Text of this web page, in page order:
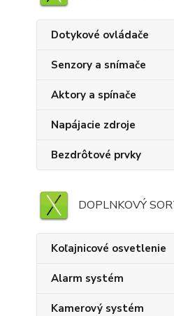
Dotykové ovládače
Senzory a snímače
Aktory a spínače
Napájacie zdroje
Bezdrôtové prvky
DOPLNKOVÝ
Koľajnicové osvetlenie
Alarm systém
Kamerový systém